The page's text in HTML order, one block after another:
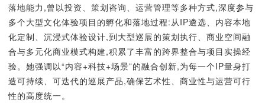
落地能力,曾以投资、策划咨询、运营管理等多种方式,深度参与
多个大型文化体验项目的孵化和落地过程:从IP遴选、内容本地
化定制、沉浸式体验设计,到大型巡展的策划执行、商业空间融
合与多元化商业模式构建,积累了丰富的跨界整合与项目实操经
验。她强调以“内容+科技+场景”的融合创新,为每一个IP量身打
造可持续、可迭代的巡展产品,确保艺术性、商业性与运营可行
性的高度统一。